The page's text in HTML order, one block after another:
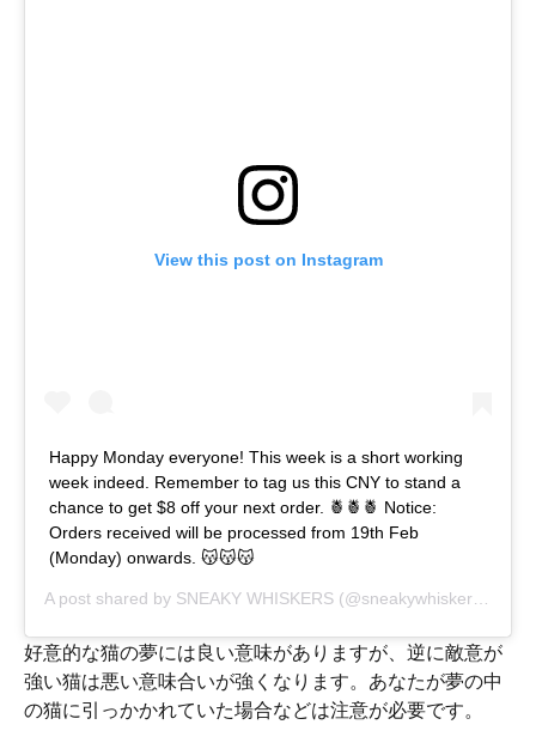
View this post on Instagram
Happy Monday everyone! This week is a short working
week indeed. Remember to tag us this CNY to stand a
chance to get $8 off your next order. 🍍🍍🍍 Notice:
Orders received will be processed from 19th Feb
(Monday) onwards. 😽😽😽
A post shared by SNEAKY WHISKERS (@sneakywhiskers) on
好意的な猫の夢には良い意味がありますが、逆に敵意が
強い猫は悪い意味合いが強くなります。あなたが夢の中
の猫に引っかかれていた場合などは注意が必要です。